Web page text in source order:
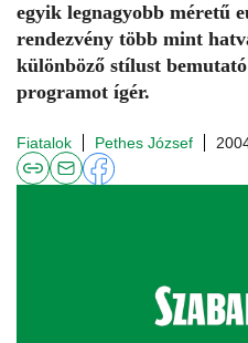
egyik legnagyobb méretű
rendezvény több mint
különböző stílust
programot ígér.
Fiatalok Pethes József